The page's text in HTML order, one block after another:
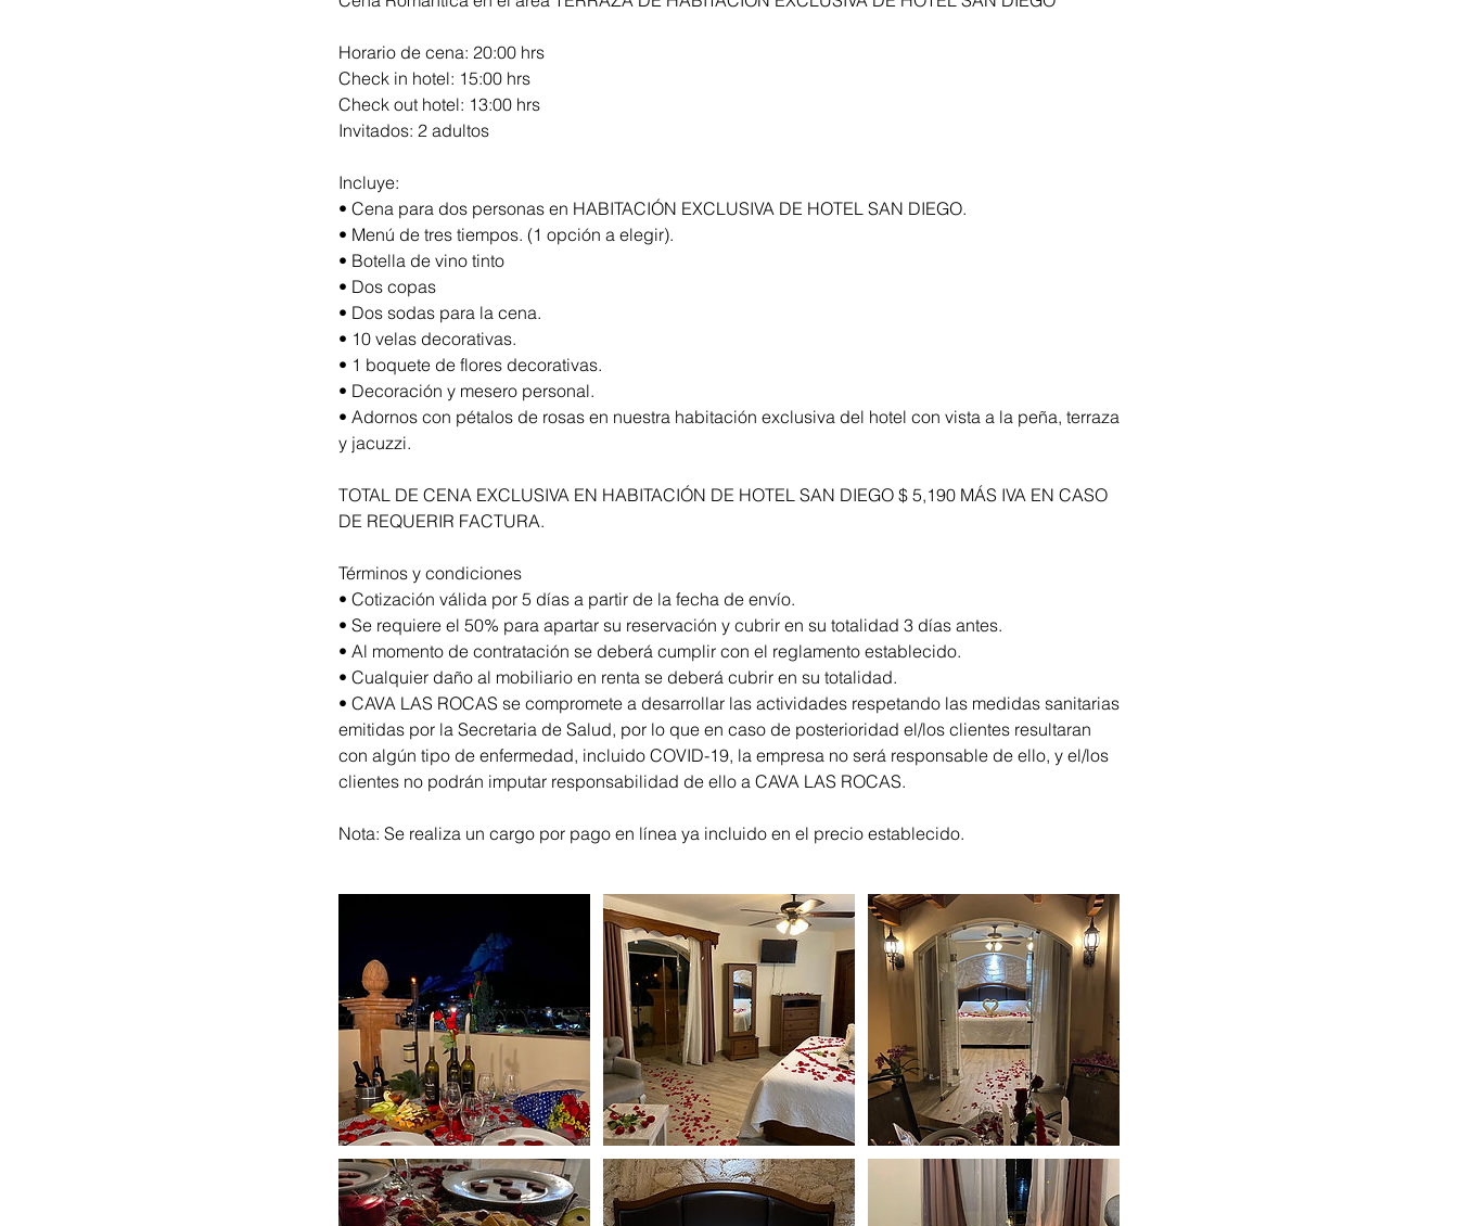
Horario de cena: 20:00 hrs
Check in hotel: 15:00 hrs
Check out hotel: 13:00 hrs
Invitados: 2 adultos
Incluye:
• Cena para dos personas en HABITACIÓN EXCLUSIVA DE HOTEL SAN DIEGO.
• Menú de tres tiempos. (1 opción a elegir).
• Botella de vino tinto
• Dos copas
• Dos sodas para la cena.
• 10 velas decorativas.
• 1 boquete de flores decorativas.
• Decoración y mesero personal.
• Adornos con pétalos de rosas en nuestra habitación exclusiva del hotel con vista a la peña, terraza
y jacuzzi.
TOTAL DE CENA EXCLUSIVA EN HABITACIÓN DE HOTEL SAN DIEGO $ 5,190 MÁS IVA EN CASO
DE REQUERIR FACTURA.
Términos y condiciones
• Cotización válida por 5 días a partir de la fecha de envío.
• Se requiere el 50% para apartar su reservación y cubrir en su totalidad 3 días antes.
• Al momento de contratación se deberá cumplir con el reglamento establecido.
• Cualquier daño al mobiliario en renta se deberá cubrir en su totalidad.
• CAVA LAS ROCAS se compromete a desarrollar las actividades respetando las medidas sanitarias
emitidas por la Secretaria de Salud, por lo que en caso de posterioridad el/los clientes resultaran
con algún tipo de enfermedad, incluido COVID-19, la empresa no será responsable de ello, y el/los
clientes no podrán imputar responsabilidad de ello a CAVA LAS ROCAS.
Nota: Se realiza un cargo por pago en línea ya incluido en el precio establecido.